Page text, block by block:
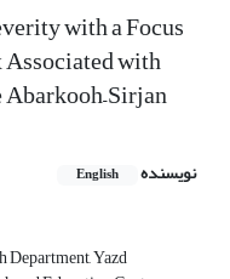
with a Focus
Associated with
نویسنده English
Department, Yazd